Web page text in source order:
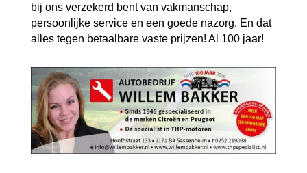
bij ons verzekerd bent van vakmanschap,
persoonlijke service en een goede nazorg. En dat
alles tegen betaalbare vaste prijzen! Al 100 jaar!